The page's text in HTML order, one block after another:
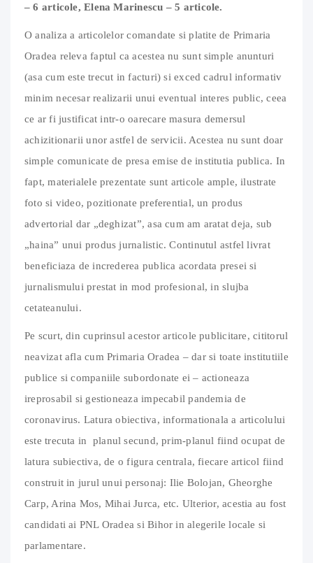
– 6 articole, Elena Marinescu – 5 articole.
O analiza a articolelor comandate si platite de Primaria
Oradea releva faptul ca acestea nu sunt simple anunturi
(asa cum este trecut in facturi) si exced cadrul informativ
minim necesar realizarii unui eventual interes public, ceea
ce ar fi justificat intr-o oarecare masura demersul
achizitionarii unor astfel de servicii. Acestea nu sunt doar
simple comunicate de presa emise de institutia publica. In
fapt, materialele prezentate sunt articole ample, ilustrate
foto si video, pozitionate preferential, un produs
advertorial dar „deghizat”, asa cum am aratat deja, sub
„haina” unui produs jurnalistic. Continutul astfel livrat
beneficiaza de increderea publica acordata presei si
jurnalismului prestat in mod profesional, in slujba
cetateanului.
Pe scurt, din cuprinsul acestor articole publicitare, cititorul
neavizat afla cum Primaria Oradea – dar si toate institutiile
publice si companiile subordonate ei – actioneaza
ireprosabil si gestioneaza impecabil pandemia de
coronavirus. Latura obiectiva, informationala a articolului
este trecuta in
planul secund, prim-planul fiind ocupat de
latura subiectiva, de o figura centrala, fiecare articol fiind
construit in jurul unui personaj: Ilie Bolojan, Gheorghe
Carp, Arina Mos, Mihai Jurca, etc. Ulterior, acestia au fost
candidati ai PNL Oradea si Bihor in alegerile locale si
parlamentare.